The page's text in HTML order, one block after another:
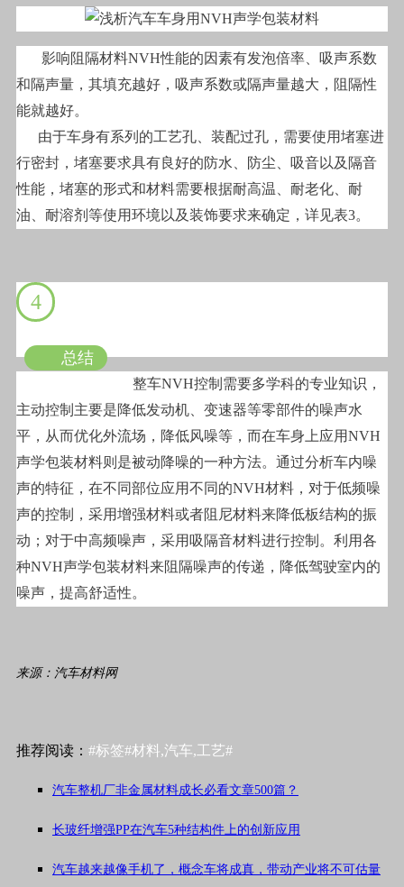
影响阻隔材料NVH性能的因素有发泡倍率、吸声系数
和隔声量，其填充越好，吸声系数或隔声量越大，阻隔性
能就越好。
由于车身有系列的工艺孔、装配过孔，需要使用堵塞进
行密封，堵塞要求具有良好的防水、防尘、吸音以及隔音
性能，堵塞的形式和材料需要根据耐高温、耐老化、耐
油、耐溶剂等使用环境以及装饰要求来确定，详见表3。
4
总结
整车NVH控制需要多学科的专业知识，
主动控制主要是降低发动机、变速器等零部件的噪声水
平，从而优化外流场，降低风噪等，而在车身上应用NVH
声学包装材料则是被动降噪的一种方法。通过分析车内噪
声的特征，在不同部位应用不同的NVH材料，对于低频噪
声的控制，采用增强材料或者阻尼材料来降低板结构的振
动；对于中高频噪声，采用吸隔音材料进行控制。利用各
种NVH声学包装材料来阻隔噪声的传递，降低驾驶室内的
噪声，提高舒适性。
来源：汽车材料网
推荐阅读： #标签#材料,汽车,工艺#
汽车整机厂非金属材料成长必看文章500篇？
长玻纤增强PP在汽车5种结构件上的创新应用
汽车越来越像手机了，概念车将成真，带动产业将不可估量